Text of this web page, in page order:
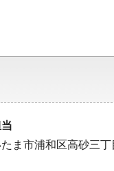
ま市浦和区高砂三